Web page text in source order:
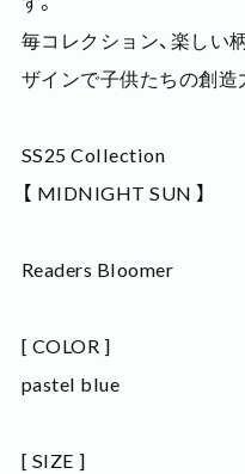
毎コレクション、楽しい
ザインで子供たちの創造
SS25 Collection
【 MIDNIGHT SUN 】
Readers Bloomer
[ COLOR ]
pastel blue
[ SIZE ]